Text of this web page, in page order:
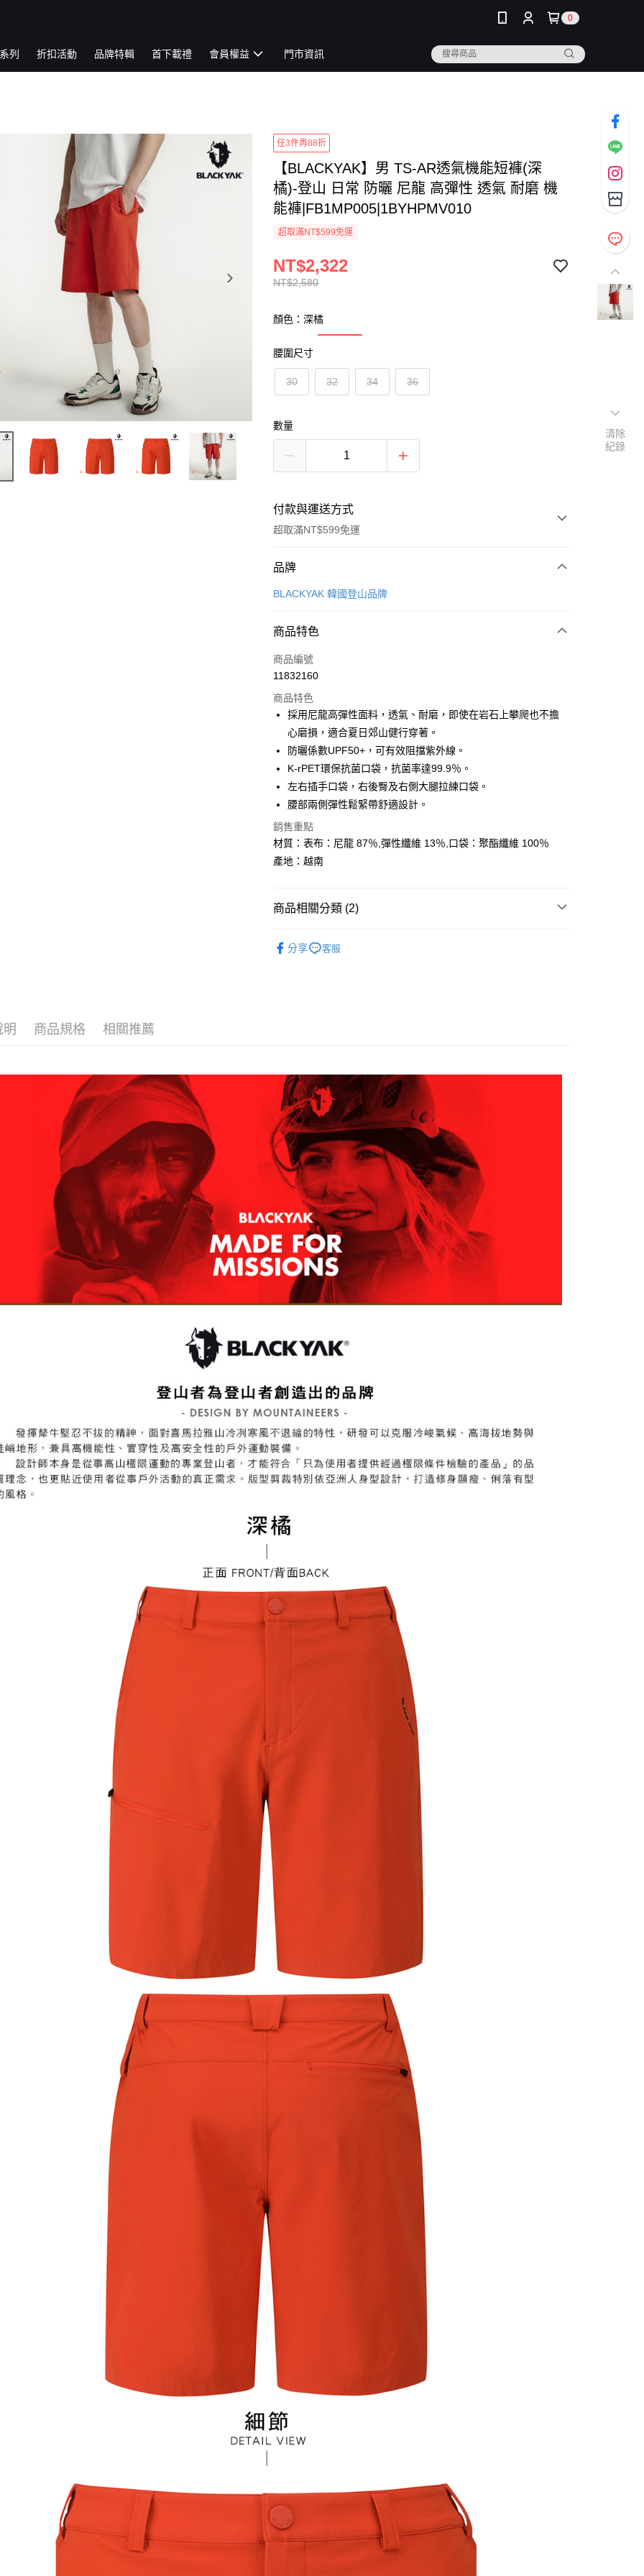
0
列 折扣活動 品牌特輯 首下載禮 會員權益 門市資訊
任3件再88折
【BLACKYAK】男 TS-AR透氣機能短褲(深
橘)-登山 日常 防曬 尼龍 高彈性 透氣 耐磨 機
能褲|FB1MP005|1BYHPMV010
超取滿NT$599免運
NT$2,580
NT$2,322
顏色：深橘
腰圍尺寸
30 32 34 36
數量
付款與運送方式
超取滿NT$599免運
付款方式
信用卡一次付款
Apple Pay
街口支付
悠遊付
Google Pay
全盈+PAY
大哥付你分期
相關說明
【大哥付你分期使用說明】
1.本服務由台灣大哥大提供，台灣大哥大用戶可立即使用無須另外申請。
2.付款方式選擇「大哥付你分期」，訂單成立後會自動跳轉到大哥付的交易
3.實際核准額度、可分期數及費用金額請依後續交易確認頁面所載為準。
4.訂單成立30分鐘內，如未前往確認交易或遇審核未通過，訂單將自動取
無法說明評估內容。
【繳款方式說明】
2.基於同意付款使用「大哥付你分期」之契約關係目的，商店將以您的個人
資料（包含姓名、電話或地址）提供予台灣大哥大進項蒐集、處理及利
用，由本公司與您本人進行分期帳單所需資料之確認、核對及更正。
3.完整用戶服務條款，請詳閱以下連結：https://oppay.tw/userRule
AFTEE先享後付
相關說明
便利好安心！
１．簡單：不需註冊會員、不需綁卡、不需儲值。
３．安心：先確認商品／服務後，再付款。
先享後付繳納相關費用。
※ 交易是否成功請以「AFTEE先享後付 」之結帳頁面顯示為準，若有關於
是否繳費成功／繳費後需取消欲退款等相關疑問，請聯繫「AFTEE先享後
付客戶支援中心」https://netprotections.freshdesk.com/support/home
【注意事項】
１．透過由恩沛科技股份有限公司提供之「AFTEE先享後付」服務完成之
交易，需依本服務之必要範圍內提供個人資料，並將交易相關給付款項請
求債權轉讓予恩沛科技股份有限公司。
２．關於個人資料處理事宜，請瀏覽以下網址：
https://aftee.tw/terms/#terms3
３．未成年的使用者請事先徵得法定代理人或監護人之同意方可使用
「AFTEE先享後付」，若未經同意申辦者引起之損失，本公司不負相關責
任。
４．使用「AFTEE先享後付」時，將依據個別帳號之用戶狀況，依本公司
即時審查核予不同之上限額度；若仍有額度不足之情形，本公司將視審查
結果請求用戶進行身份認證。
５．嚴禁一人註冊多個帳號或使用他人資訊註冊。若發現惡意使用之情
形，恩沛科技股份有限公司將有權停止該用戶之使用額度並採取法律行
每筆NT$60，滿NT$799(含以上)免運費
付款後萊爾富取貨
每筆NT$60，滿NT$799(含以上)免運費
7-11取貨付款
每筆NT$60，滿NT$799(含以上)免運費
付款後7-11取貨
每筆NT$60，滿NT$799(含以上)免運費
宅配
每筆NT$70，滿NT$799(含以上)免運費
品牌
BLACKYAK 韓國登山品牌
商品特色
商品編號
11832160
商品特色
採用尼龍高彈性面料，透氣、耐磨，即使在岩石上攀爬也不擔
心磨損，適合夏日郊山健行穿著。
防曬係數UPF50+，可有效阻擋紫外線。
K-rPET環保抗菌口袋，抗菌率達99.9％。
左右插手口袋，右後臀及右側大腿拉練口袋。
腰部兩側彈性鬆緊帶舒適設計。
銷售重點
材質：表布：尼龍 87％,彈性纖維 13％,口袋：聚酯纖維 100％
產地：越南
商品相關分類 (2)
分享 客服
明 商品規格 相關推薦
清除
紀錄